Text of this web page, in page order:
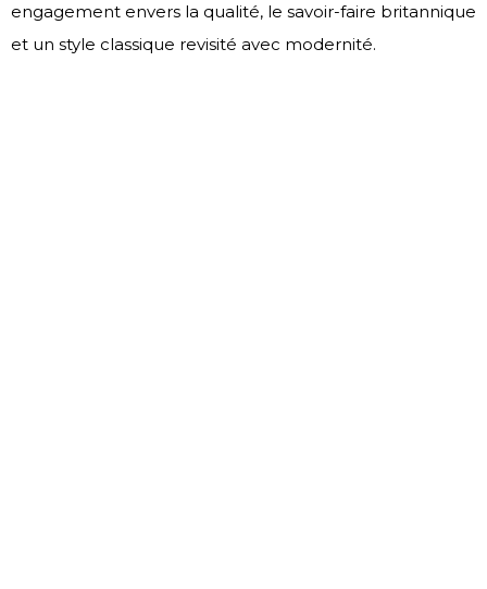
engagement envers la qualité, le savoir-faire britannique
et un style classique revisité avec modernité.